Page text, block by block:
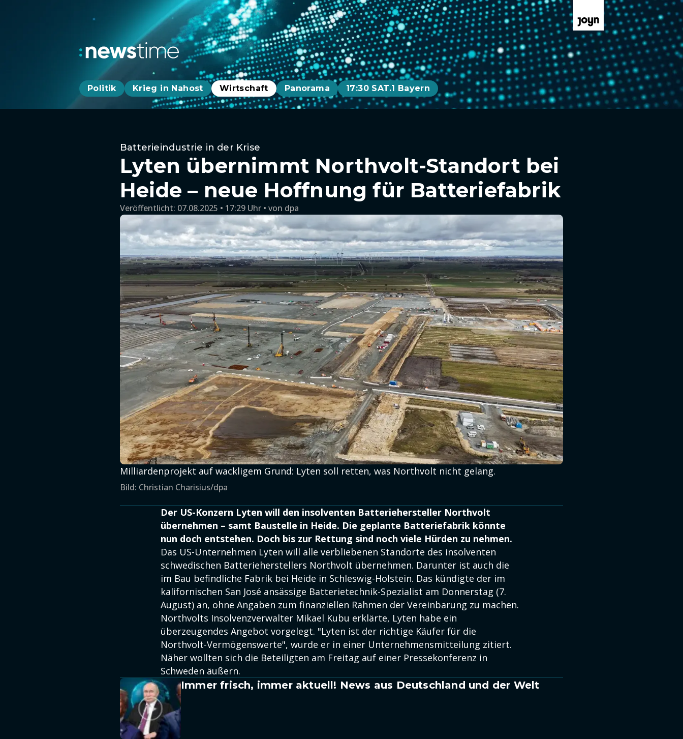
Politik Krieg in Nahost Wirtschaft Panorama 17:30 SAT.1 Bayern
Batterieindustrie in der Krise
Lyten übernimmt Northvolt-Standort bei
Heide – neue Hoffnung für Batteriefabrik
Veröffentlicht: 07.08.2025 • 17:29 Uhr von dpa
Milliardenprojekt auf wackligem Grund: Lyten soll retten, was Northvolt nicht gelang.
Bild: Christian Charisius/dpa
Der US-Konzern Lyten will den insolventen Batteriehersteller Northvolt
übernehmen – samt Baustelle in Heide. Die geplante Batteriefabrik könnte
nun doch entstehen. Doch bis zur Rettung sind noch viele Hürden zu nehmen.
Das US-Unternehmen Lyten will alle verbliebenen Standorte des insolventen
schwedischen Batterieherstellers Northvolt übernehmen. Darunter ist auch die
im Bau befindliche Fabrik bei Heide in Schleswig-Holstein. Das kündigte der im
kalifornischen San José ansässige Batterietechnik-Spezialist am Donnerstag (7.
August) an, ohne Angaben zum finanziellen Rahmen der Vereinbarung zu machen.
Northvolts Insolvenzverwalter Mikael Kubu erklärte, Lyten habe ein
überzeugendes Angebot vorgelegt. "Lyten ist der richtige Käufer für die
Northvolt-Vermögenswerte", wurde er in einer Unternehmensmitteilung zitiert.
Näher wollten sich die Beteiligten am Freitag auf einer Pressekonferenz in
Schweden äußern.
Immer frisch, immer aktuell! News aus Deutschland und der Welt